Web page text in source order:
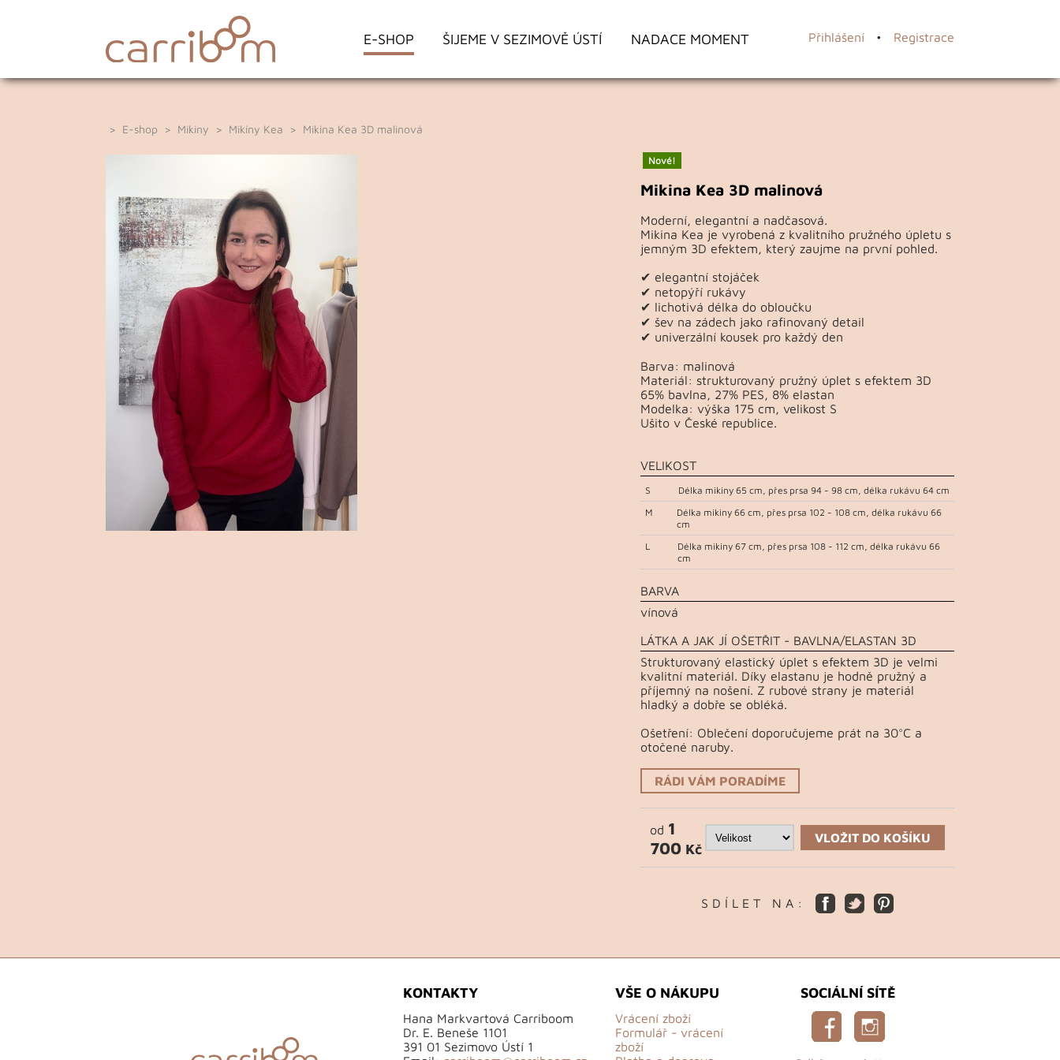
E-SHOP ŠIJEME V SEZIMOVĚ ÚSTÍ NADACE MOMENT Přihlášení• Registrace
> E-shop > Mikiny > Mikiny Kea > Mikina Kea 3D malinová
Nové!
Mikina Kea 3D malinová
Moderní, elegantní a nadčasová.
Mikina Kea je vyrobená z kvalitního pružného úpletu s
jemným 3D efektem, který zaujme na první pohled.
✔ elegantní stojáček
✔ netopýří rukávy
✔ lichotivá délka do obloučku
✔ šev na zádech jako rafinovaný detail
✔ univerzální kousek pro každý den
Barva: malinová
Materiál: strukturovaný pružný úplet s efektem 3D
65% bavlna, 27% PES, 8% elastan
Modelka: výška 175 cm, velikost S
Ušito v České republice.
VELIKOST
S
Délka mikiny 65 cm, přes prsa 94 - 98 cm, délka rukávu 64 cm
M
Délka mikiny 66 cm, přes prsa 102 - 108 cm, délka rukávu 66
cm
L
Délka mikiny 67 cm, přes prsa 108 - 112 cm, délka rukávu 66
cm
BARVA
vínová
LÁTKA A JAK JÍ OŠETŘIT - BAVLNA/ELASTAN 3D
Strukturovaný elastický úplet s efektem 3D je velmi
kvalitní materiál. Díky elastanu je hodně pružný a
příjemný na nošení. Z rubové strany je materiál
hladký a dobře se obléká.
Ošetření: Oblečení doporučujeme prát na 30°C a
otočené naruby.
RÁDI VÁM PORADÍME
od 1
700 Kč
VLOŽIT DO KOŠÍKU
S D Í L E T N A :
KONTAKTY
Hana Markvartová Carriboom
Dr. E. Beneše 1101
391 01 Sezimovo Ústí 1
VŠE O NÁKUPU
Vrácení zboží
Formulář - vrácení
zboží
SOCIÁLNÍ SÍTĚ